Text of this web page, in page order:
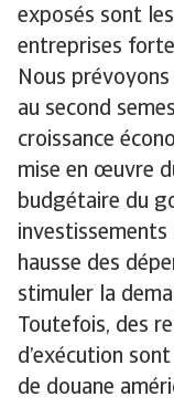
exposés sont
entreprises
Nous
au second
croissance
mise en œuvre
budgétaire du
hausse des
stimuler la
Toutefois, des
d’exécution
de douane